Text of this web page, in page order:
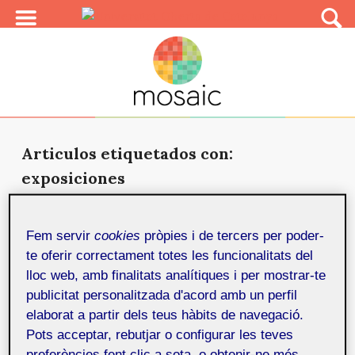
Articulos etiquetados con:
exposiciones
Barcelona 15 de juny de 2020
Resumen sobre “Monet, la experiencia inmersiva”, una
propuesta que se puede visitar en Ideal Barcelona.
La exposición fotográfica ‘Mirades’ del Grado de
Multimedia se expone en diversas salas de Cataluña
Fem servircookies pròpies i de tercers per poder-
te oferir correctament totes les funcionalitats del
lloc web, amb finalitats analítiques i per mostrar-te
publicitat personalitzada d'acord amb un perfil
elaborat a partir dels teus hàbits de navegació.
Pots acceptar, rebutjar o configurar les teves